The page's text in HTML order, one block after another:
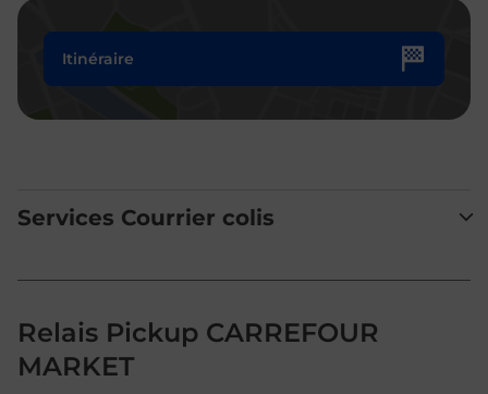
Itinéraire
Services Courrier colis
Relais Pickup CARREFOUR
MARKET